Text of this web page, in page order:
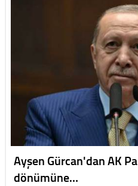
Ayşen Gürcan'dan AK
dönümüne…